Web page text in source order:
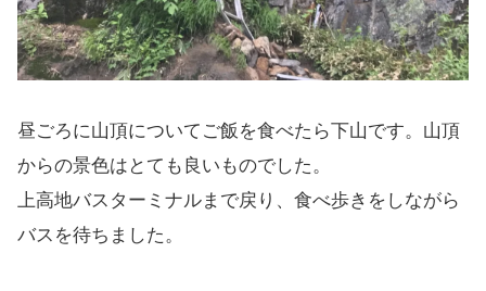
昼ごろに山頂についてご飯を食べたら下山です。山頂
からの景色はとても良いものでした。
上高地バスターミナルまで戻り、食べ歩きをしながら
バスを待ちました。